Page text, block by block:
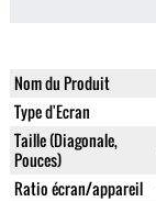
Nom du Produit
Type d'Ecran
Taille (Diagonale,
Pouces)
Ratio écran/appareil